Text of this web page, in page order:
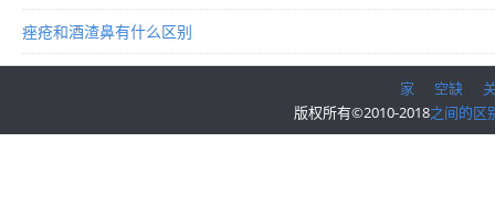
痤疮和酒渣鼻有什么区别
家 空缺
版权所有©2010-2018之间的区